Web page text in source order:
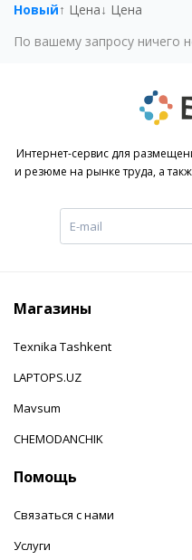
Новый↑ Цена↓ Цена
По вашему запросу ничего
Интернет-сервис для
и резюме на рынке труда, а
Магазины
Texnika Tashkent
LAPTOPS.UZ
Mavsum
CHEMODANCHIK
Помощь
Связаться с нами
Услуги